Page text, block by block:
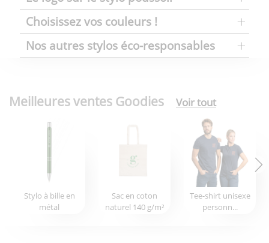
Choisissez vos couleurs !
Nos autres stylos éco-responsables
Meilleures ventes Goodies Voir tout
Stylo à bille en
métal
Sac en coton
naturel 140 g/m²
Tee-shirt unisexe
personn...